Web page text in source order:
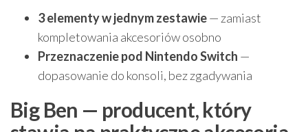
3 elementy w jednym zestawie— zamiast
kompletowania akcesoriów osobno
Przeznaczenie pod Nintendo Switch —
dopasowanie do konsoli, bez zgadywania
Big Ben — producent, który